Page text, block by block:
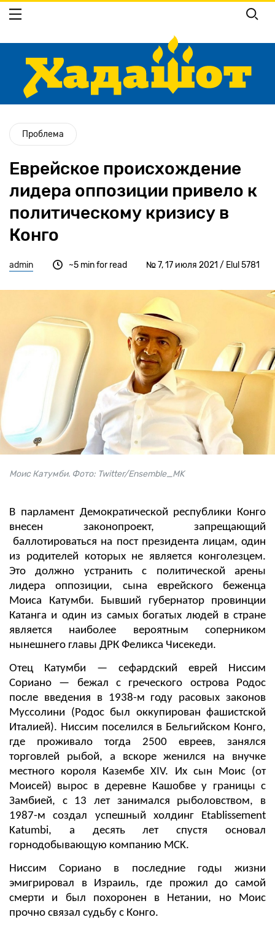
Перейти
основному
Проблема
Еврейское происхождение
лидера оппозиции привело к
политическому кризису в
Конго
admin № 7, 17 июля 2021 / Elul 5781
~5 min for read
Моис Катумби. Фото: Twitter/Ensemble_MK
В парламент Демократической республики Конго
внесен законопроект, запрещающий
баллотироваться на пост президента лицам, один
из родителей которых не является конголезцем.
Это должно устранить с политической арены
лидера оппозиции, сына еврейского беженца
Моиса Катумби. Бывший губернатор провинции
Катанга и один из самых богатых людей в стране
является наиболее вероятным соперником
нынешнего главы ДРК Феликса Чисекеди.
Отец Катумби — сефардский еврей Ниссим
Сориано — бежал с греческого острова Родос
после введения в 1938-м году расовых законов
Муссолини (Родос был оккупирован фашистской
Италией). Ниссим поселился в Бельгийском Конго,
где проживало тогда 2500 евреев, занялся
торговлей рыбой, а вскоре женился на внучке
местного короля Казембе XIV. Их сын Моис (от
Моисей) вырос в деревне Кашобве у границы с
Замбией, с 13 лет занимался рыболовством, в
1987-м создал успешный холдинг Etablissement
Katumbi, а десять лет спустя основал
горнодобывающую компанию MCK.
Ниссим Сориано в последние годы жизни
эмигрировал в Израиль, где прожил до самой
смерти и был похоронен в Нетании, но Моис
прочно связал судьбу с Конго.